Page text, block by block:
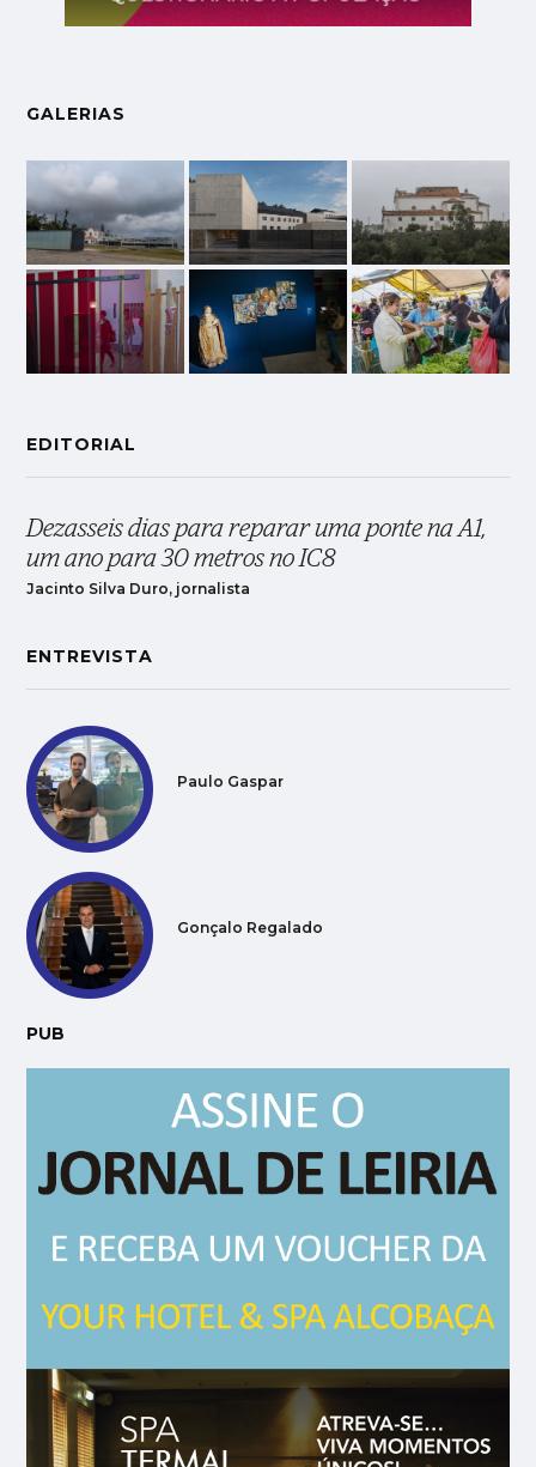
GALERIAS
EDITORIAL
Dezasseis dias para reparar uma ponte na A1,
um ano para 30 metros no IC8
Jacinto Silva Duro, jornalista
ENTREVISTA
Paulo Gaspar
Gonçalo Regalado
PUB